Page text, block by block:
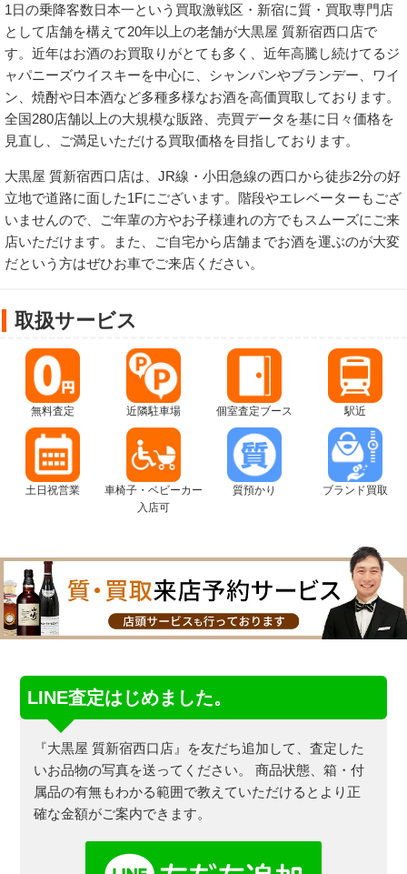
1日の乗降客数日本一という買取激戦区・新宿に質・買取専門店
として店舗を構えて20年以上の老舗が大黒屋 質新宿西口店で
す。近年はお酒のお買取りがとても多く、近年高騰し続けてるジ
ャパニーズウイスキーを中心に、シャンパンやブランデー、ワイ
ン、焼酎や日本酒など多種多様なお酒を高価買取しております。
全国280店舗以上の大規模な販路、売買データを基に日々価格を
見直し、ご満足いただける買取価格を目指しております。
大黒屋 質新宿西口店は、JR線・小田急線の西口から徒歩2分の好
立地で道路に面した1Fにございます。階段やエレベーターもござ
いませんので、ご年輩の方やお子様連れの方でもスムーズにご来
店いただけます。また、ご自宅から店舗までお酒を運ぶのが大変
だという方はぜひお車でご来店ください。
取扱サービス
無料査定 近隣駐車場 個室査定ブース 駅近
土日祝営業
車椅子・ベビーカー
入店可
質預かり ブランド買取
LINE査定はじめました。
『大黒屋 質新宿西口店』を友だち追加して、査定した
いお品物の写真を送ってください。
商品状態、箱・付
属品の有無もわかる範囲で教えていただけるとより正
確な金額がご案内できます。